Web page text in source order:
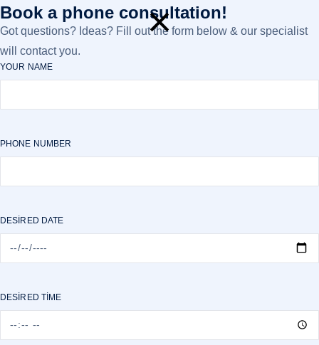
Book a phone consultation!
Got questions? Ideas? Fill out the form below & our specialist
will contact you.
YOUR NAME
PHONE NUMBER
DESIRED DATE
DESIRED TIME